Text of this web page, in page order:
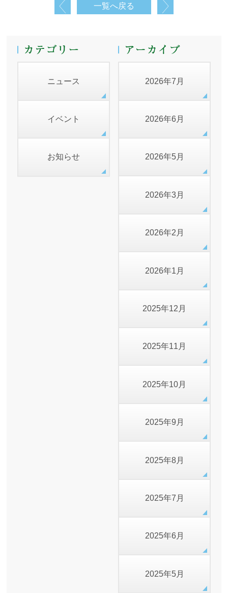
一覧へ戻る
ニュース
イベント
お知らせ
2026年7月
2026年6月
2026年5月
2026年3月
2026年2月
2026年1月
2025年12月
2025年11月
2025年10月
2025年9月
2025年8月
2025年7月
2025年6月
2025年5月